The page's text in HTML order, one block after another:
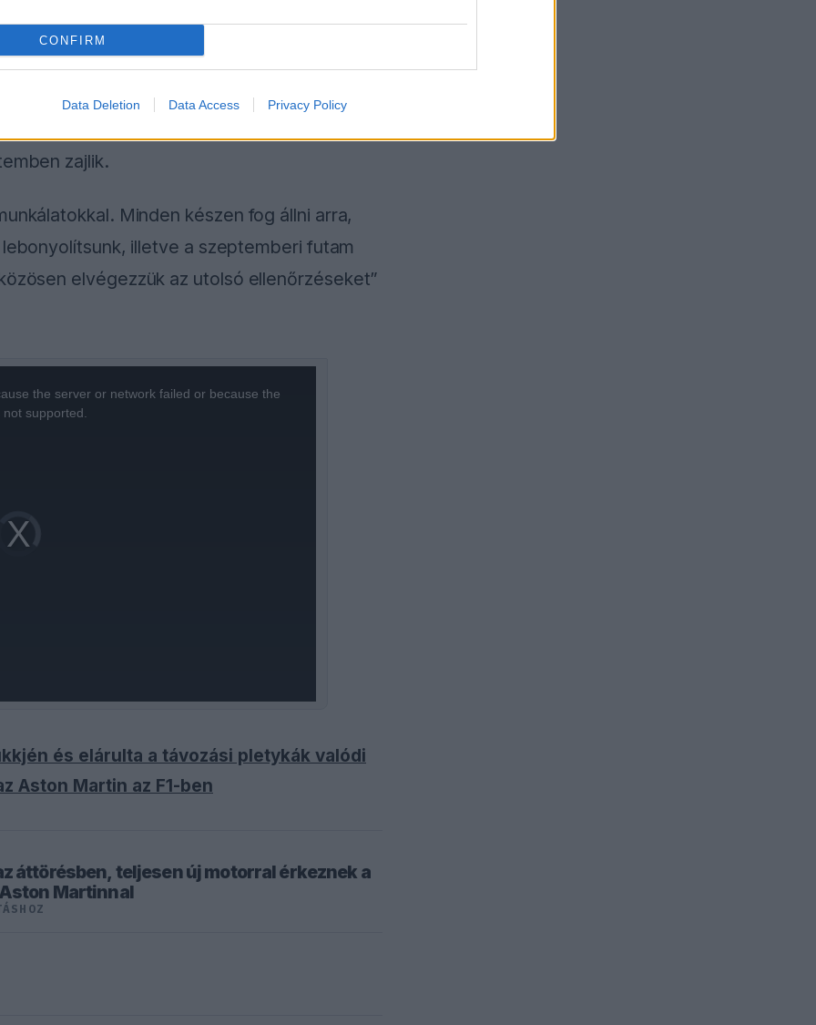
CONFIRM
Data Deletion Data Access Privacy Policy
alapján a logisztikai és
a jegyértékesítés is biztatóan alakul az
meglehetősen magas.
megerősítette a határidők tartását,
zajlik.
Minden készen fog állni arra,
illetve a szeptemberi futam
elvégezzük az utolsó ellenőrzéseket”
Video
Player
loading.
the server or network failed or because the
supported.
és elárulta a távozási pletykák valódi
Aston Martin az F1-ben
áttörésben, teljesen új motorral érkeznek a
Martinnal